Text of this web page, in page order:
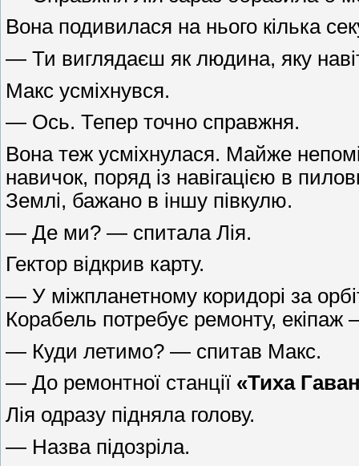
Вона подивилася на нього кілька
— Ти виглядаєш як людина, яку
Макс усміхнувся.
— Ось. Тепер точно справжня.
Вона теж усміхнулася. Майже
навичок, поряд із навігацією в
Землі, бажано в іншу півкулю.
— Де ми? — спитала Лія.
Гектор відкрив карту.
— У міжпланетному коридорі за
Корабель потребує ремонту,
— Куди летимо? — спитав Макс.
— До ремонтної станції «Тиха
Лія одразу підняла голову.
— Назва підозріла.